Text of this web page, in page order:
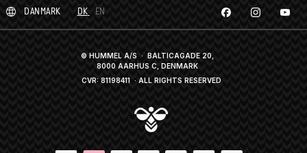
DANMARK DK EN
© HUMMEL A/S · BALTICAGADE 20,
8000 AARHUS C, DENMARK
CVR: 81198411 · ALL RIGHTS RESERVED